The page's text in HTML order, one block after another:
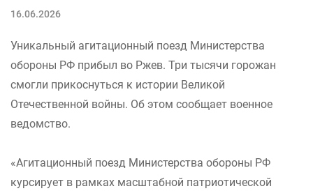
16.06.2026
Уникальный агитационный поезд Министерства
обороны РФ прибыл во Ржев. Три тысячи горожан
смогли прикоснуться к истории Великой
Отечественной войны. Об этом сообщает военное
ведомство.
«Агитационный поезд Министерства обороны РФ
курсирует в рамках масштабной патриотической